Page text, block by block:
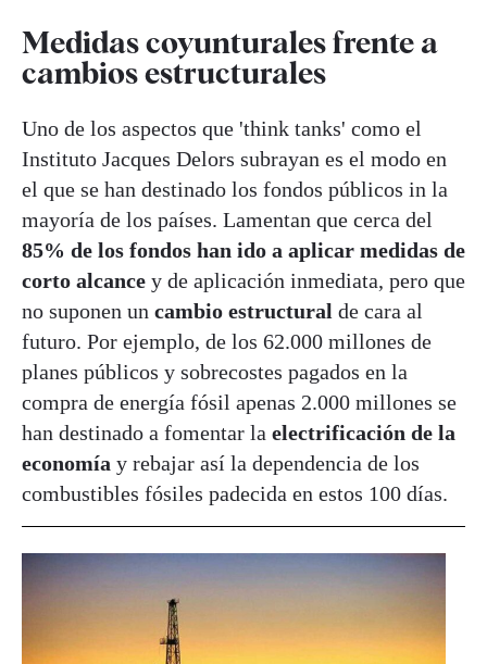
Medidas coyunturales frente a
cambios estructurales
Uno de los aspectos que 'think tanks' como el
Instituto Jacques Delors subrayan es el modo en
el que se han destinado los fondos públicos in la
mayoría de los países. Lamentan que cerca del
85% de los fondos han ido a aplicar medidas de
corto alcance y de aplicación inmediata, pero que
no suponen un cambio estructural de cara al
futuro. Por ejemplo, de los 62.000 millones de
planes públicos y sobrecostes pagados en la
compra de energía fósil apenas 2.000 millones se
han destinado a fomentar la electrificación de la
economía y rebajar así la dependencia de los
combustibles fósiles padecida en estos 100 días.